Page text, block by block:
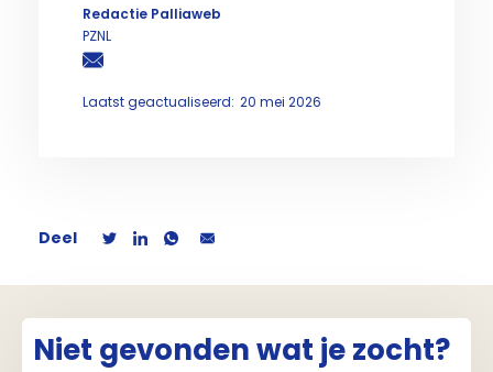
Redactie Palliaweb
PZNL
Laatst geactualiseerd: 20 mei 2026
Deel
Niet gevonden wat je zocht?